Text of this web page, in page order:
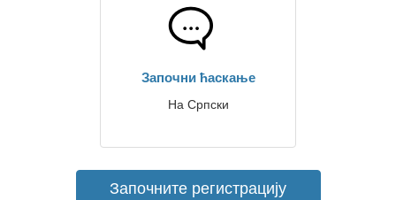
Започни ћаскање
На Српски
Започните регистрацију